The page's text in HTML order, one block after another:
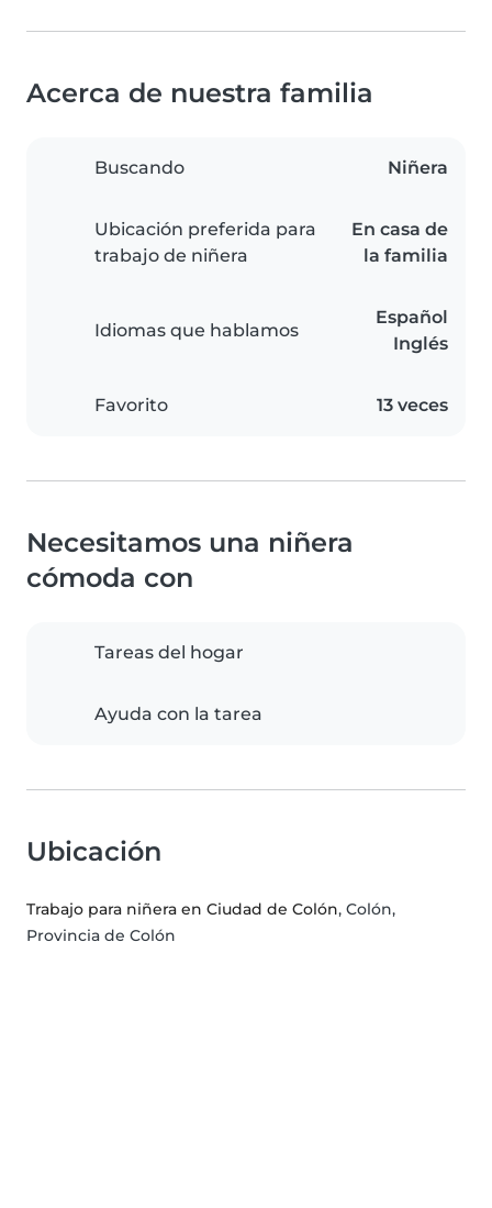
Acerca de nuestra familia
Buscando Niñera
Ubicación preferida para
trabajo de niñera
En casa de
la familia
Idiomas que hablamos
Español
Inglés
Favorito 13 veces
Necesitamos una niñera
cómoda con
Tareas del hogar
Ayuda con la tarea
Ubicación
Trabajo para niñera en Ciudad de Colón, Colón,
Provincia de Colón